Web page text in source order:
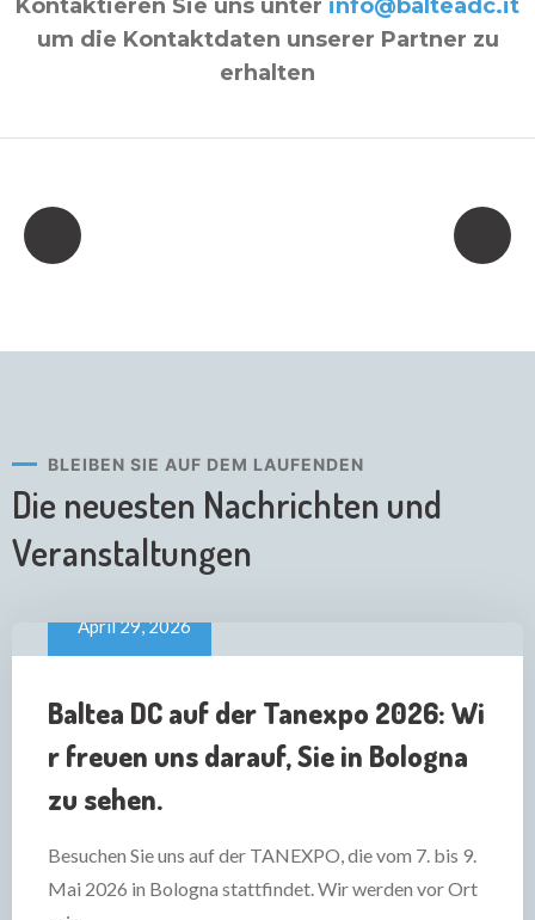
Kontaktieren Sie uns unter info@balteadc.it
um die Kontaktdaten unserer Partner zu
erhalten
BLEIBEN SIE AUF DEM LAUFENDEN
Die neuesten Nachrichten und
Veranstaltungen
April 29, 2026
Baltea DC auf der Tanexpo 2026: Wi
r freuen uns darauf, Sie in Bologna
zu sehen.
Besuchen Sie uns auf der TANEXPO, die vom 7. bis 9.
Mai 2026 in Bologna stattfindet. Wir werden vor Ort